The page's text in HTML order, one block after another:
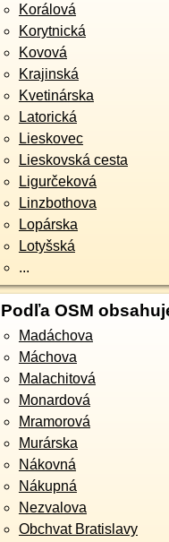
Korálová
Korytnická
Kovová
Krajinská
Kvetinárska
Latorická
Lieskovec
Lieskovská cesta
Ligurčeková
Linzbothova
Lopárska
Lotyšská
...
Podľa OSM
Madáchova
Máchova
Malachitová
Monardová
Mramorová
Murárska
Nákovná
Nákupná
Nezvalova
Obchvat Bratislavy